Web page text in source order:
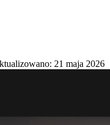
21 maja 2026